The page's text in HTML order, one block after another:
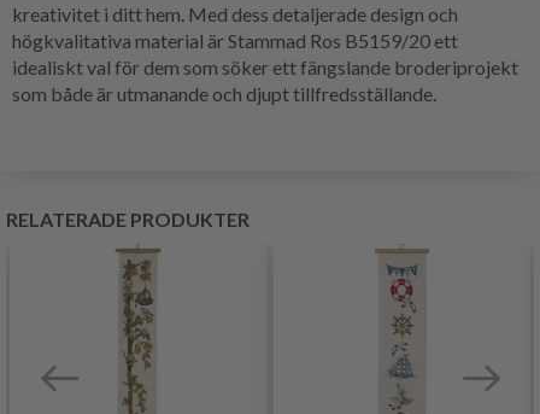
kreativitet i ditt hem. Med dess detaljerade design och
högkvalitativa material är Stammad Ros B5159/20 ett
idealiskt val för dem som söker ett fängslande broderiprojekt
som både är utmanande och djupt tillfredsställande.
RELATERADE PRODUKTER